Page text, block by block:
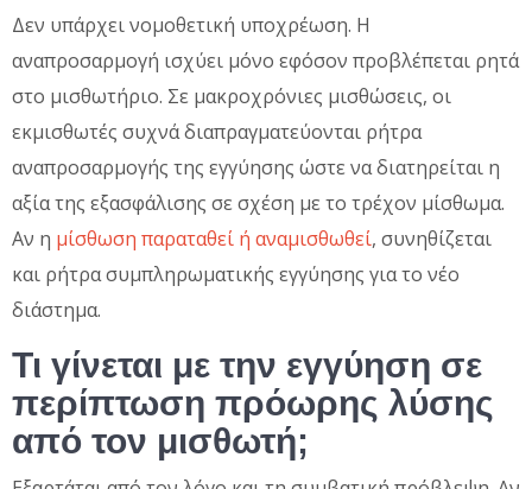
Δεν υπάρχει νομοθετική υποχρέωση. Η
αναπροσαρμογή ισχύει μόνο εφόσον προβλέπεται ρητά
στο μισθωτήριο. Σε μακροχρόνιες μισθώσεις, οι
εκμισθωτές συχνά διαπραγματεύονται ρήτρα
αναπροσαρμογής της εγγύησης ώστε να διατηρείται η
αξία της εξασφάλισης σε σχέση με το τρέχον μίσθωμα.
Αν η μίσθωση παραταθεί ή αναμισθωθεί, συνηθίζεται
και ρήτρα συμπληρωματικής εγγύησης για το νέο
διάστημα.
Τι γίνεται με την εγγύηση σε
περίπτωση πρόωρης λύσης
από τον μισθωτή;